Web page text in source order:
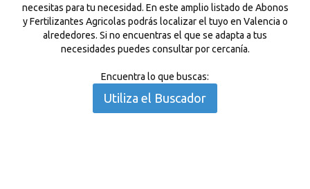
necesitas para tu necesidad. En este amplio listado de Abonos
y Fertilizantes Agricolas podrás localizar el tuyo en Valencia o
alrededores. Si no encuentras el que se adapta a tus
necesidades puedes consultar por cercanía.
Encuentra lo que buscas:
Utiliza el Buscador